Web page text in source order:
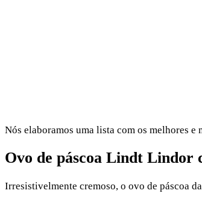
Nós elaboramos uma lista com os melhores
Ovo de páscoa Lindt Lindor
Irresistivelmente cremoso, o ovo de páscoa